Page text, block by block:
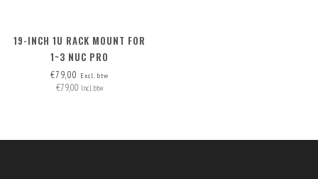
19-INCH 1U RACK MOUNT FOR
1~3 NUC PRO
€79,00 Excl. btw
€79,00 Incl. btw